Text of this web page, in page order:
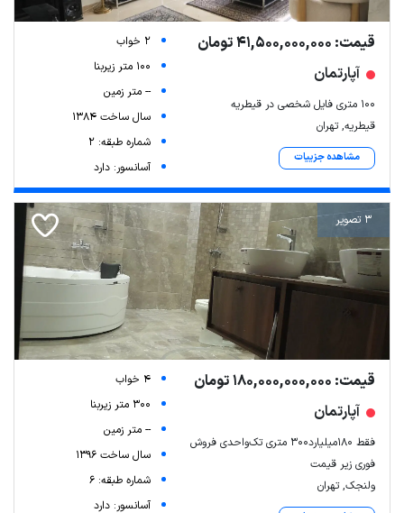
قیمت: 41,500,000,000 تومان
آپارتمان
۱۰۰ متری فایل شخصی در قیطریه
قیطریه, تهران
مشاهده جزییات
2 خواب
100 متر زیربنا
-- متر زمین
سال ساخت 1384
شماره طبقه: 2
آسانسور: دارد
3 تصویر
قیمت: 180,000,000,000 تومان
آپارتمان
فقط 180میلیارد300 متری تک‌واحدی فروش
فوری زیر قیمت
ولنجک, تهران
4 خواب
300 متر زیربنا
-- متر زمین
سال ساخت 1396
شماره طبقه: 6
آسانسور: دارد